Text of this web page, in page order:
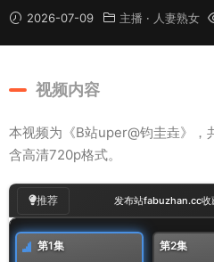
2026-07-09 主播 · 人妻熟女
视频内容
本视频为《B站uper@钧圭垚》，
含高清720p格式。
推荐 发布站fabuzhan.cc收
第1集 第2集